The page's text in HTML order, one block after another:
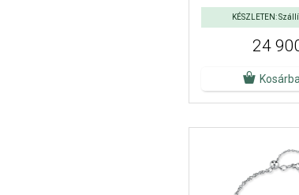
KÉSZLETEN:
24
Kosárba